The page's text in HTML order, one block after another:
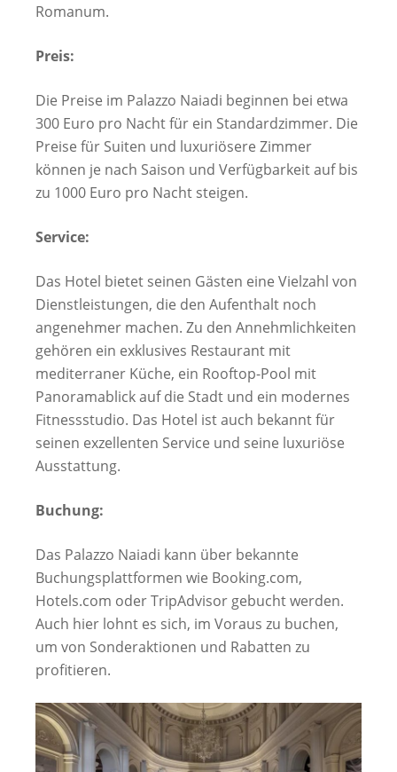
Romanum.
Preis:
Die Preise im Palazzo Naiadi beginnen bei etwa
300 Euro pro Nacht für ein Standardzimmer. Die
Preise für Suiten und luxuriösere Zimmer
können je nach Saison und Verfügbarkeit auf bis
zu 1000 Euro pro Nacht steigen.
Service:
Das Hotel bietet seinen Gästen eine Vielzahl von
Dienstleistungen, die den Aufenthalt noch
angenehmer machen. Zu den Annehmlichkeiten
gehören ein exklusives Restaurant mit
mediterraner Küche, ein Rooftop-Pool mit
Panoramablick auf die Stadt und ein modernes
Fitnessstudio. Das Hotel ist auch bekannt für
seinen exzellenten Service und seine luxuriöse
Ausstattung.
Buchung:
Das Palazzo Naiadi kann über bekannte
Buchungsplattformen wie Booking.com,
Hotels.com oder TripAdvisor gebucht werden.
Auch hier lohnt es sich, im Voraus zu buchen,
um von Sonderaktionen und Rabatten zu
profitieren.